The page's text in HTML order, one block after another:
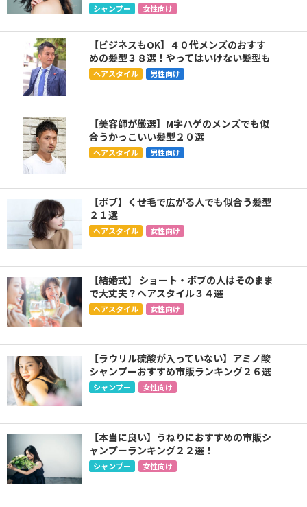
シャンプー 女性向け
【ビジネスもOK】４０代メンズのおすす
めの髪型３８選！やってはいけない髪型も
ヘアスタイル 男性向け
【美容師が厳選】M字ハゲのメンズでも似
合うかっこいい髪型２０選
ヘアスタイル 男性向け
【ボブ】くせ毛で広がる人でも似合う髪型
２１選
ヘアスタイル 女性向け
【結婚式】 ショート・ボブの人はそのまま
で大丈夫？ヘアスタイル３４選
ヘアスタイル 女性向け
【ラウリル硫酸が入っていない】アミノ酸
シャンプーおすすめ市販ランキング２６選
シャンプー 女性向け
【本当に良い】うねりにおすすめの市販シ
ャンプーランキング２２選！
シャンプー 女性向け